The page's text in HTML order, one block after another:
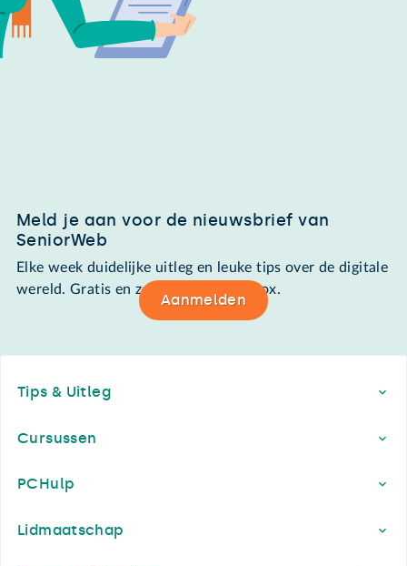
Meld je aan voor de nieuwsbrief van
SeniorWeb
Elke week duidelijke uitleg en leuke tips over de digitale
wereld. Gratis en zomaar in de mailbox.
Aanmelden
Tips & Uitleg
Cursussen
PCHulp
Lidmaatschap